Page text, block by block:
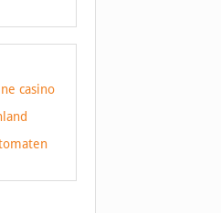
casino